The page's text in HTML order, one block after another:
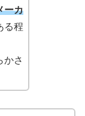
ーカ
る程
かさ